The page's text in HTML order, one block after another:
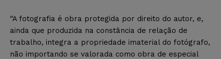
“A fotografia é obra protegida por direito do autor, e,
ainda que produzida na constância de relação de
trabalho, integra a propriedade imaterial do fotógrafo,
não importando se valorada como obra de especial